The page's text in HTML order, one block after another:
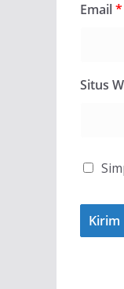
Email*
Situs